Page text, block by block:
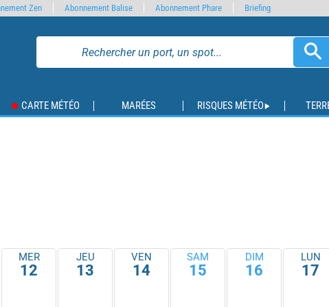
CARTE MÉTÉO MARÉES RISQUES MÉTÉO
MER
12
JEU
13
VEN
14
SAM
15
DIM
16
LUN
17
Zen Abonnement Balise Abonnement Phare Briefing